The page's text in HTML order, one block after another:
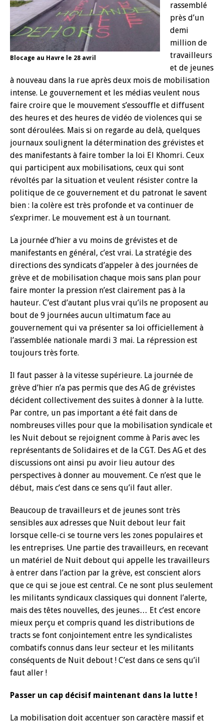
Blocage au Havre le 28 avril
rassemblé
près d’un
demi
million de
travailleurs
et de jeunes
à nouveau dans la rue après deux mois de mobilisation
intense. Le gouvernement et les médias veulent nous
faire croire que le mouvement s’essouffle et diffusent
des heures et des heures de vidéo de violences qui se
sont déroulées. Mais si on regarde au delà, quelques
journaux soulignent la détermination des grévistes et
des manifestants à faire tomber la loi El Khomri. Ceux
qui participent aux mobilisations, ceux qui sont
révoltés par la situation et veulent résister contre la
politique de ce gouvernement et du patronat le savent
bien : la colère est très profonde et va continuer de
s’exprimer. Le mouvement est à un tournant.
La journée d’hier a vu moins de grévistes et de
manifestants en général, c’est vrai. La stratégie des
directions des syndicats d’appeler à des journées de
grève et de mobilisation chaque mois sans plan pour
faire monter la pression n’est clairement pas à la
hauteur. C’est d’autant plus vrai qu’ils ne proposent au
bout de 9 journées aucun ultimatum face au
gouvernement qui va présenter sa loi officiellement à
l’assemblée nationale mardi 3 mai. La répression est
toujours très forte.
Il faut passer à la vitesse supérieure. La journée de
grève d’hier n’a pas permis que des AG de grévistes
décident collectivement des suites à donner à la lutte.
Par contre, un pas important a été fait dans de
nombreuses villes pour que la mobilisation syndicale et
les Nuit debout se rejoignent comme à Paris avec les
représentants de Solidaires et de la CGT. Des AG et des
discussions ont ainsi pu avoir lieu autour des
perspectives à donner au mouvement. Ce n’est que le
début, mais c’est dans ce sens qu’il faut aller.
Beaucoup de travailleurs et de jeunes sont très
sensibles aux adresses que Nuit debout leur fait
lorsque celle-ci se tourne vers les zones populaires et
les entreprises. Une partie des travailleurs, en recevant
un matériel de Nuit debout qui appelle les travailleurs
à entrer dans l’action par la grève, est conscient alors
que ce qui se joue est central. Ce ne sont plus seulement
les militants syndicaux classiques qui donnent l’alerte,
mais des têtes nouvelles, des jeunes… Et c’est encore
mieux perçu et compris quand les distributions de
tracts se font conjointement entre les syndicalistes
combatifs connus dans leur secteur et les militants
conséquents de Nuit debout ! C’est dans ce sens qu’il
faut aller !
Passer un cap décisif maintenant dans la lutte !
La mobilisation doit accentuer son caractère massif et